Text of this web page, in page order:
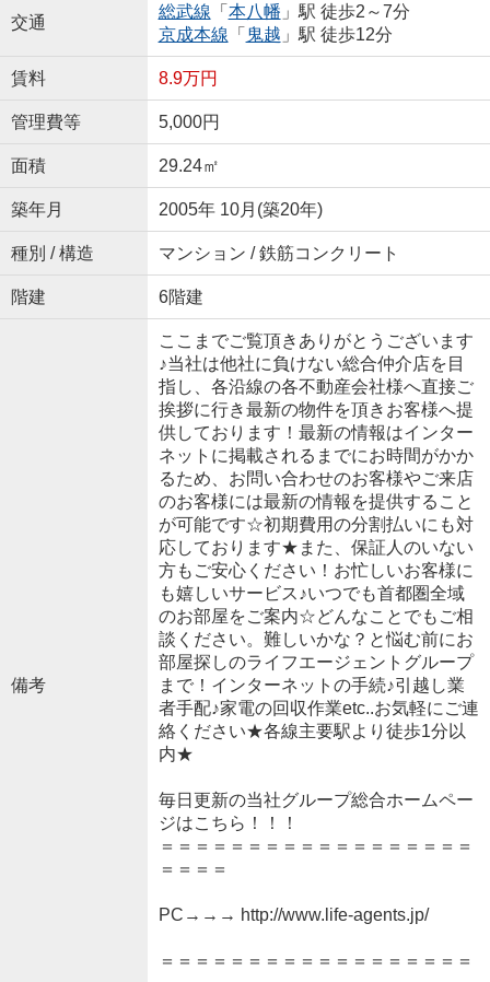
交通
総武線 「 本八幡 」駅 徒歩2～7分
京成本線 「 鬼越 」駅 徒歩12分
賃料 8.9万円
管理費等 5,000円
面積 29.24㎡
築年月 2005年 10月(築20年)
種別 / 構造 マンション / 鉄筋コンクリート
階建 6階建
備考
ここまでご覧頂きありがとうございます
♪当社は他社に負けない総合仲介店を目
指し、各沿線の各不動産会社様へ直接ご
挨拶に行き最新の物件を頂きお客様へ提
供しております！最新の情報はインター
ネットに掲載されるまでにお時間がかか
るため、お問い合わせのお客様やご来店
のお客様には最新の情報を提供すること
が可能です☆初期費用の分割払いにも対
応しております★また、保証人のいない
方もご安心ください！お忙しいお客様に
も嬉しいサービス♪いつでも首都圏全域
のお部屋をご案内☆どんなことでもご相
談ください。難しいかな？と悩む前にお
部屋探しのライフエージェントグループ
まで！インターネットの手続♪引越し業
者手配♪家電の回収作業etc..お気軽にご連
絡ください★各線主要駅より徒歩1分以
内★
毎日更新の当社グループ総合ホームペー
ジはこちら！！！
＝＝＝＝＝＝＝＝＝＝＝＝＝＝＝＝＝＝
＝＝＝＝
PC→→→ http://www.life-agents.jp/
＝＝＝＝＝＝＝＝＝＝＝＝＝＝＝＝＝＝